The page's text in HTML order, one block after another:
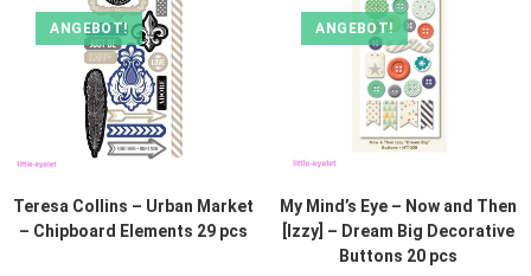
ANGEBOT!
Teresa Collins – Urban Market
– Chipboard Elements 29 pcs
ANGEBOT!
My Mind’s Eye – Now and Then
[Izzy] – Dream Big Decorative
Buttons 20 pcs